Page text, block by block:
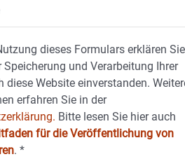
dieses Formulars erklären Sie
und Verarbeitung Ihrer
diese Website einverstanden.
erfahren Sie in der
Bitte lesen Sie hier auch
für die Veröffentlichung von
.*